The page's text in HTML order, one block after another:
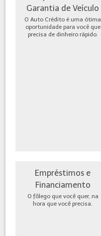
Garantia de Veículo
O Auto Crédito é uma ótima
oportunidade para você que
precisa de dinheiro rápido.
Empréstimos e
Financiamento
O fôlego que você quer, na
hora que você precisa.